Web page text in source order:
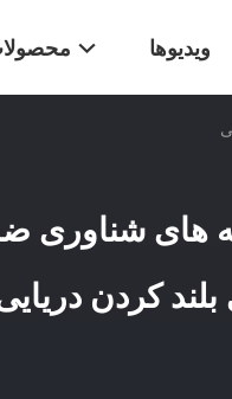
ویدیوها
های شناوری
بلند کردن